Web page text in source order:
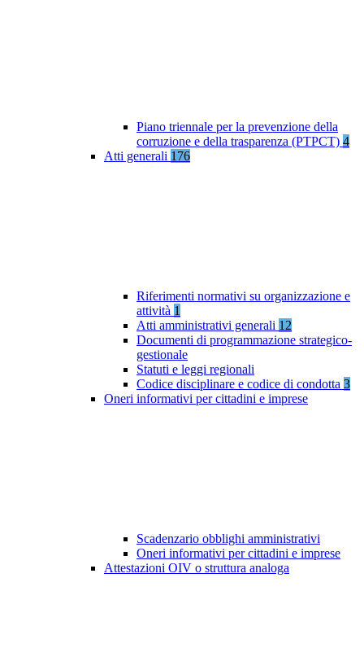
Piano triennale per la prevenzione della
corruzione e della trasparenza (PTPCT) 4
Atti generali 176
Riferimenti normativi su organizzazione e
attività 1
Atti amministrativi generali 12
Documenti di programmazione strategico-
gestionale
Statuti e leggi regionali
Codice disciplinare e codice di condotta 3
Oneri informativi per cittadini e imprese
Scadenzario obblighi amministrativi
Oneri informativi per cittadini e imprese
Attestazioni OIV o struttura analoga